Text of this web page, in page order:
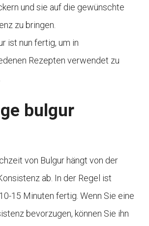
und sie auf die gewünschte
zu bringen.
ist nun fertig, um in
Rezepten verwendet zu
bulgur
von Bulgur hängt von der
ab. In der Regel ist
15 Minuten fertig. Wenn Sie eine
bevorzugen, können Sie ihn